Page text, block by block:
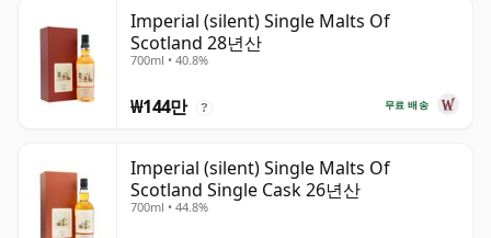
Imperial (silent) Single Malts Of
Scotland 28년산
700ml • 40.8%
무료 배송
₩144만 ?
Imperial (silent) Single Malts Of
Scotland Single Cask 26년산
700ml • 44.8%